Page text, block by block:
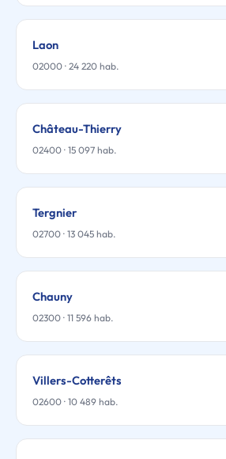
Laon
02000 · 24 220 hab.
Château-Thierry
02400 · 15 097 hab.
Tergnier
02700 · 13 045 hab.
Chauny
02300 · 11 596 hab.
Villers-Cotterêts
02600 · 10 489 hab.